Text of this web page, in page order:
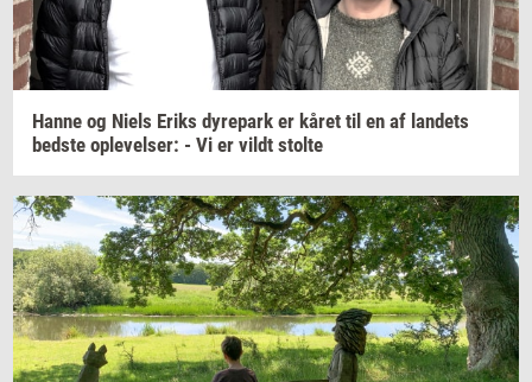
Hanne og Niels Eriks dy­re­park er kåret til en af lan­dets
bed­ste op­le­vel­ser: - Vi er vildt stol­te